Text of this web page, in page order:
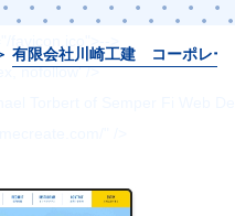
有限会社川崎工建 コーポレー
favicon.ico">-->
nofollow' />
/>